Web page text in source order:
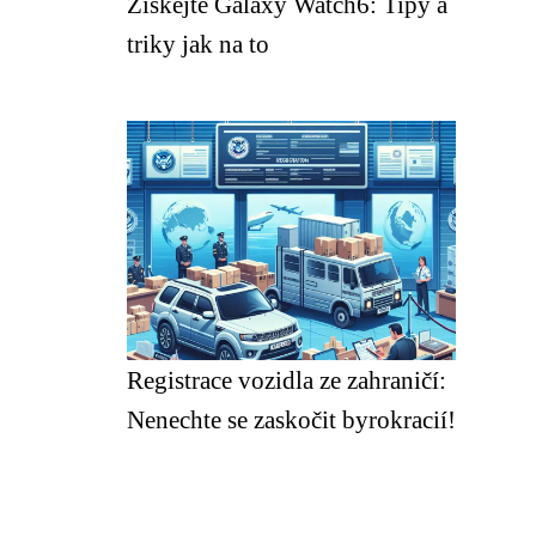
triky jak na to
Registrace vozidla ze zahraničí:
Nenechte se zaskočit byrokracií!